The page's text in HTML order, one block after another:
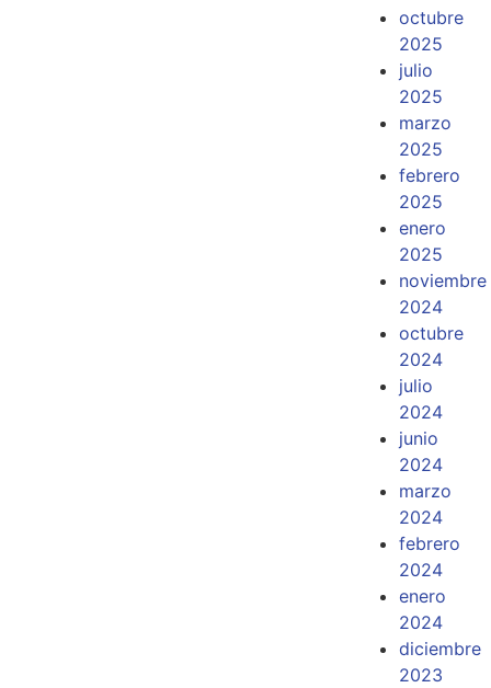
octubre
2025
julio
2025
marzo
2025
febrero
2025
enero
2025
noviembre
2024
octubre
2024
julio
2024
junio
2024
marzo
2024
febrero
2024
enero
2024
diciembre
2023